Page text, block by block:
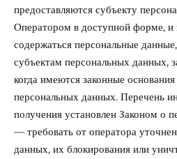
предоставляются субъекту
Оператором в доступной форме,
содержаться персональные
субъектам персональных данных,
когда имеются законные
персональных данных. Перечень
получения установлен Законом о
— требовать от оператора
данных, их блокирования или